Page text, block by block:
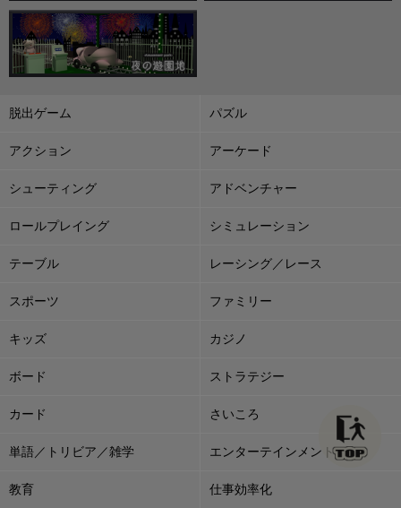
脱出ゲーム パズル
アクション アーケード
シューティング アドベンチャー
ロールプレイング シミュレーション
テーブル レーシング／レース
スポーツ ファミリー
キッズ カジノ
ボード ストラテジー
カード さいころ
単語／トリビア／雑学 エンターテインメント
教育 仕事効率化